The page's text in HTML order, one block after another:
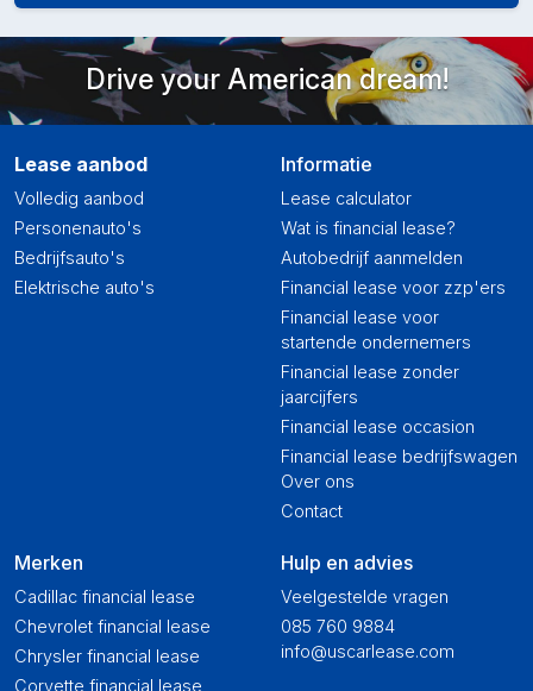
Drive your American dream!
Lease aanbod
Volledig aanbod
Personenauto's
Bedrijfsauto's
Elektrische auto's
Merken
Cadillac financial lease
Chevrolet financial lease
Chrysler financial lease
Corvette financial lease
Informatie
Lease calculator
Wat is financial lease?
Autobedrijf aanmelden
Financial lease voor zzp'ers
Financial lease voor
startende ondernemers
Financial lease zonder
jaarcijfers
Financial lease occasion
Financial lease bedrijfswagen
Over ons
Contact
Hulp en advies
Veelgestelde vragen
085 760 9884
info@uscarlease.com